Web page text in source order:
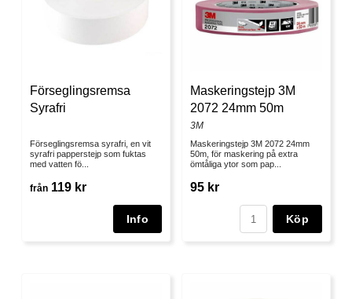
Förseglingsremsa
Syrafri
Förseglingsremsa syrafri, en vit
syrafri papperstejp som fuktas
med vatten fö...
från 119 kr
Maskeringstejp 3M
2072 24mm 50m
3M
Maskeringstejp 3M 2072 24mm
50m, för maskering på extra
ömtåliga ytor som pap...
95 kr
Köp